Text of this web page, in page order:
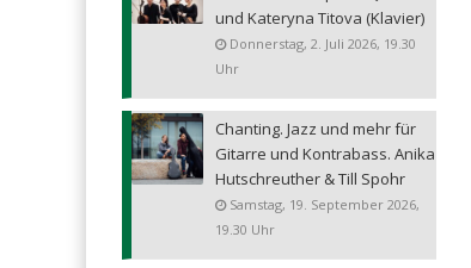
und Kateryna Titova (Klavier)
Donnerstag, 2. Juli 2026, 19.30
Uhr
Chanting. Jazz und mehr für
Gitarre und Kontrabass. Anika
Hutschreuther & Till Spohr
Samstag, 19. September 2026,
19.30 Uhr